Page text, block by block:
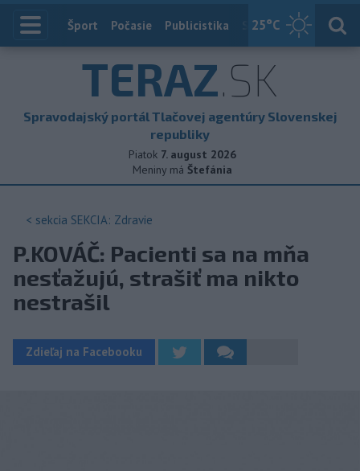
25°C
Index
Šport Počasie Publicistika Slovensko
TERAZ.SK
Spravodajský portál Tlačovej agentúry Slovenskej
republiky
Piatok 7. august 2026
Meniny má Štefánia
< sekcia SEKCIA: Zdravie
P.KOVÁČ: Pacienti sa na mňa
nesťažujú, strašiť ma nikto
nestrašil
Zdieľaj na Facebooku